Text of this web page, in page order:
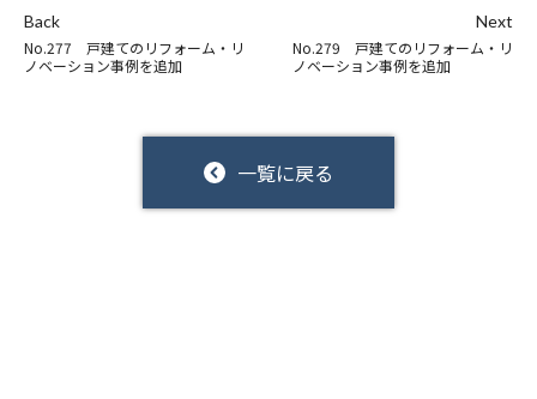
Back
No.277 戸建てのリフォーム・リ
ノベーション事例を追加
一覧に戻る
Next
No.279 戸建てのリフォーム・リ
ノベーション事例を追加